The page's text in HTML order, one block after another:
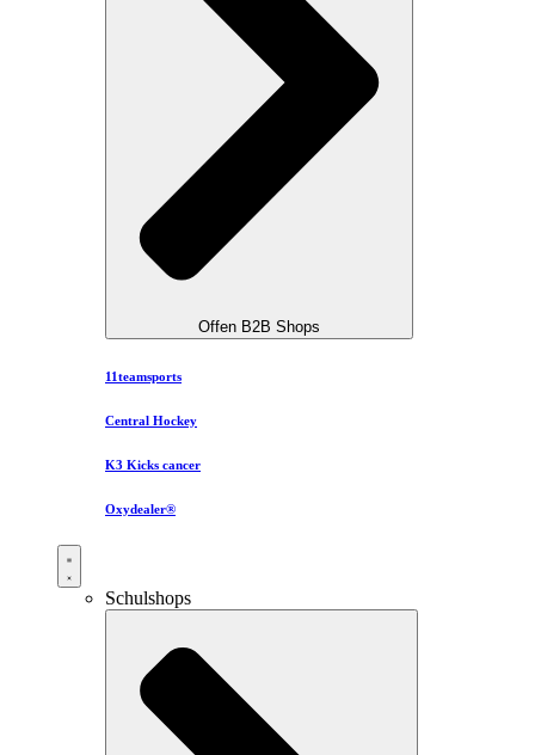
Offen B2B Shops
11teamsports
Central Hockey
K3 Kicks cancer
Oxydealer®
Schulshops